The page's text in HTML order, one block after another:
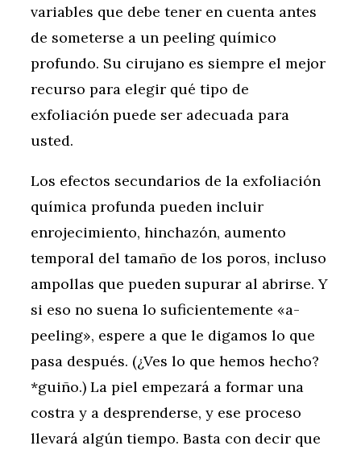
variables que debe tener en cuenta antes
de someterse a un peeling químico
profundo. Su cirujano es siempre el mejor
recurso para elegir qué tipo de
exfoliación puede ser adecuada para
usted.
Los efectos secundarios de la exfoliación
química profunda pueden incluir
enrojecimiento, hinchazón, aumento
temporal del tamaño de los poros, incluso
ampollas que pueden supurar al abrirse. Y
si eso no suena lo suficientemente «a-
peeling», espere a que le digamos lo que
pasa después. (¿Ves lo que hemos hecho?
*guiño.) La piel empezará a formar una
costra y a desprenderse, y ese proceso
llevará algún tiempo. Basta con decir que